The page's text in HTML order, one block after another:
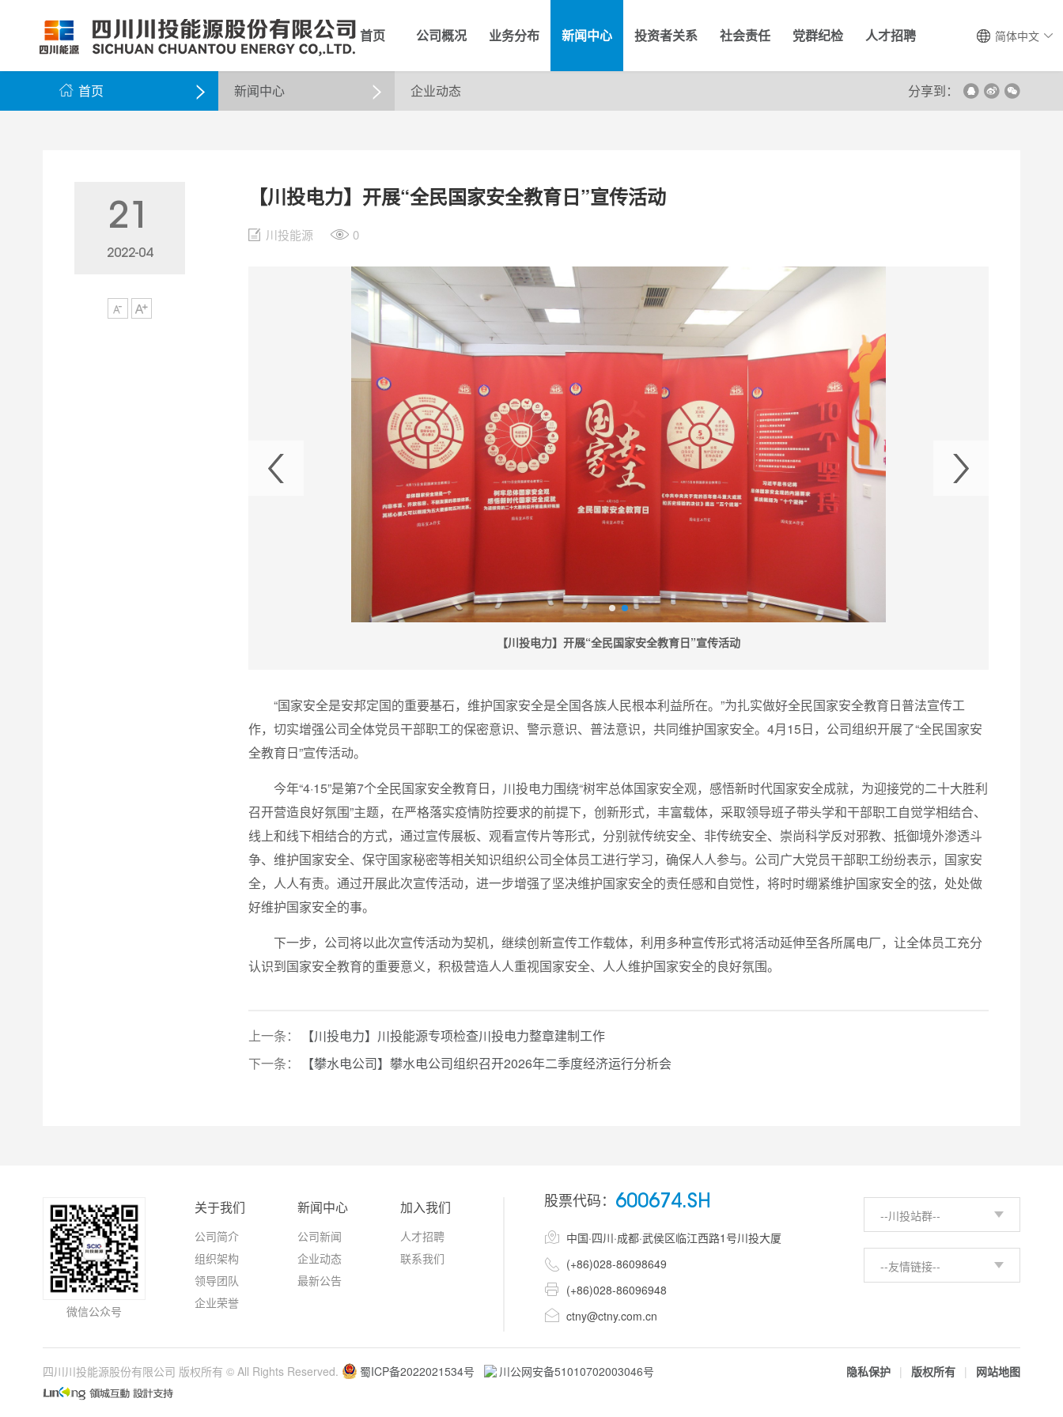
简体中文
首页 公司概况 业务分布 新闻中心 投资者关系 社会责任 党群纪检 人才招聘
公司简介 组织架构 领导团队 企业荣誉
公司新闻 企业动态 公示公告
公司资料 股票信息 最新公告 公司邮箱
党群工作 纪检监察
 首页  新闻中心  企业动态 分享到：
21
2022-04
【川投电力】开展“全民国家安全教育日”宣传活动
川投能源 0
【川投电力】开展“全民国家安全教育日”宣传活动
“国家安全是安邦定国的重要基石，维护国家安全是全国各族人民根本利益所在。”为扎实做好全民国家安全教育日普法宣传工
作，切实增强公司全体党员干部职工的保密意识、警示意识、普法意识，共同维护国家安全。4月15日，公司组织开展了“全民国家安
全教育日”宣传活动。
今年“4·15”是第7个全民国家安全教育日，川投电力围绕“树牢总体国家安全观，感悟新时代国家安全成就，为迎接党的二十大胜利
召开营造良好氛围”主题，在严格落实疫情防控要求的前提下，创新形式，丰富载体，采取领导班子带头学和干部职工自觉学相结合、
线上和线下相结合的方式，通过宣传展板、观看宣传片等形式，分别就传统安全、非传统安全、崇尚科学反对邪教、抵御境外渗透斗
争、维护国家安全、保守国家秘密等相关知识组织公司全体员工进行学习，确保人人参与。公司广大党员干部职工纷纷表示，国家安
全，人人有责。通过开展此次宣传活动，进一步增强了坚决维护国家安全的责任感和自觉性，将时时绷紧维护国家安全的弦，处处做
好维护国家安全的事。
下一步，公司将以此次宣传活动为契机，继续创新宣传工作载体，利用多种宣传形式将活动延伸至各所属电厂，让全体员工充分
认识到国家安全教育的重要意义，积极营造人人重视国家安全、人人维护国家安全的良好氛围。
上一条：
【川投电力】川投能源专项检查川投电力整章建制工作
下一条：
【攀水电公司】攀水电公司组织召开2026年二季度经济运行分析会
微信公众号
关于我们
公司简介
组织架构
领导团队
企业荣誉
新闻中心
公司新闻
企业动态
最新公告
加入我们
人才招聘
联系我们
股票代码： 600674.SH
 中国·四川·成都·武侯区临江西路1号川投大厦
 (+86)028-86098649
 (+86)028-86096948
 ctny@ctny.com.cn
--川投站群--
--友情链接--
四川川投能源股份有限公司 版权所有 © All Rights Reserved. 蜀ICP备2022021534号 川公网安备51010702003046号 隐私保护 | 版权所有 | 网站地图